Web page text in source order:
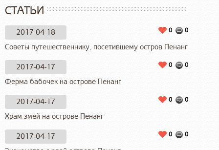
СТАТЬИ
2017-04-18 0
0
Советы путешественнику, посетившему остров Пенанг
2017-04-17 0
0
Ферма бабочек на острове Пенанг
2017-04-17 0
0
Храм змей на острове Пенанг
2017-04-17 0
0